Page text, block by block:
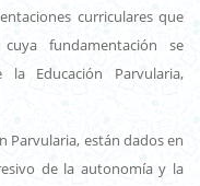
curriculares que
fundamentación se
Educación Parvularia,
Parvularia, están dados en
de la autonomía y la